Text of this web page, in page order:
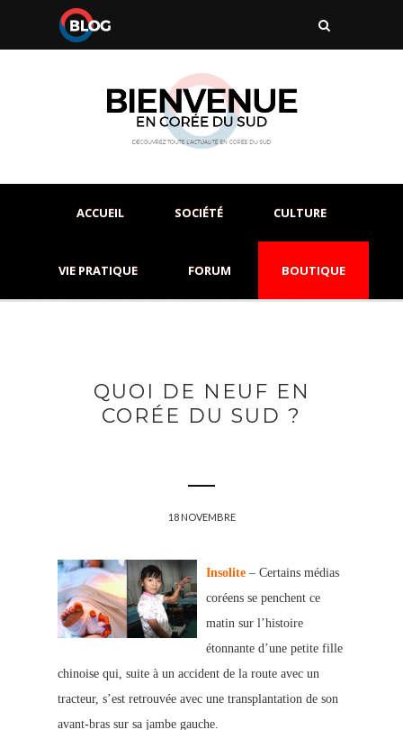
ACCUEIL SOCIÉTÉ CULTURE
VIE PRATIQUE FORUM BOUTIQUE
QUOI DE NEUF EN
CORÉE DU SUD ?
18 NOVEMBRE
Insolite – Certains médias
coréens se penchent ce
matin sur l’histoire
étonnante d’une petite fille
chinoise qui, suite à un accident de la route avec un
tracteur, s’est retrouvée avec une transplantation de son
avant-bras sur sa jambe gauche.